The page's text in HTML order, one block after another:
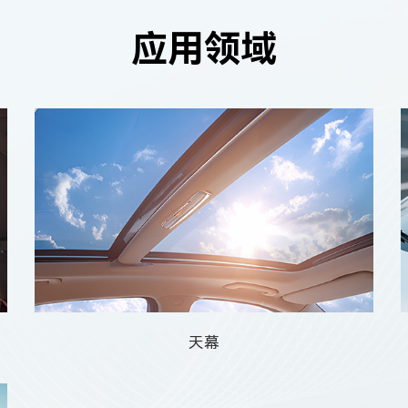
应用领域
天幕